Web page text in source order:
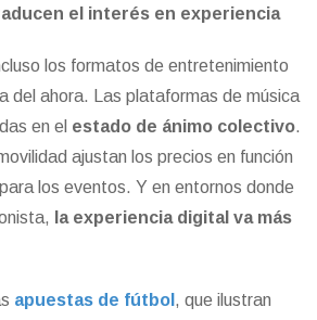
el interés en experiencia
los formatos de entretenimiento
del ahora. Las plataformas de música
en el estado de ánimo colectivo.
ajustan los precios en función
los eventos. Y en entornos donde
la experiencia digital va más
apuestas de fútbol , ​​que ilustran